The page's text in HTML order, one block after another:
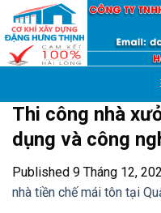
Skip
content
Thi công nhà
dụng và công
Published 9 Tháng 12,
nhà tiền chế mái tôn tại